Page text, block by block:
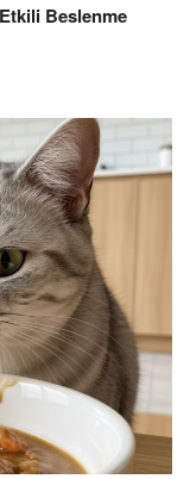
Beslenme